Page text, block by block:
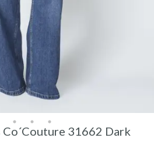
Co´Couture 31662 Dark